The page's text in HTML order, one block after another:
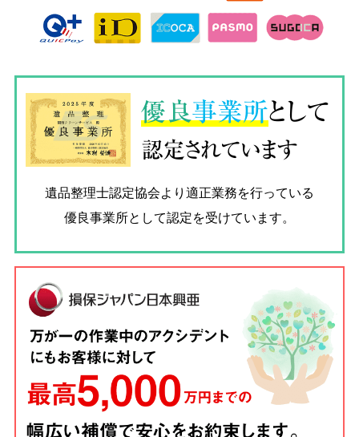
優良事業所として
認定されています
遺品整理士認定協会より適正業務を行っている
優良事業所として認定を受けています。